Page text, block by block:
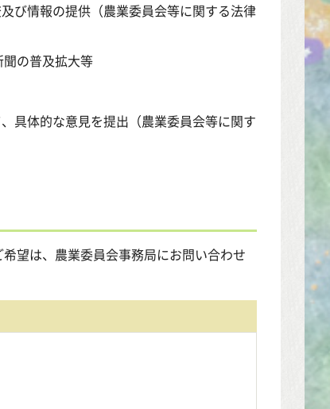
び情報の提供（農業委員会等に関する法律
の普及拡大等
具体的な意見を提出（農業委員会等に関す
望は、農業委員会事務局にお問い合わせ